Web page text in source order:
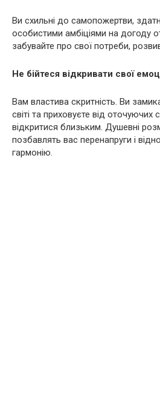
Ви схильні до самопожертви,
особистими амбіціями на догоду
забувайте про свої потреби,
Не бійтеся відкривати свої
Вам властива скритність. Ви
світі та приховуєте від оточуючих
відкритися близьким. Душевні
позбавлять вас перенапруги і
гармонію.